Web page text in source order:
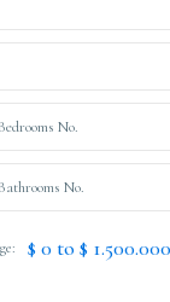
$ 0 to $ 1.500.000